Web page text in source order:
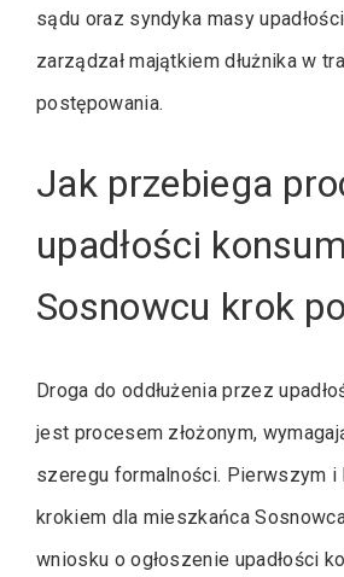
sądu oraz syndyka masy
zarządzał majątkiem dłużnika w
postępowania.
Jak przebiega
upadłości
Sosnowcu krok
Droga do oddłużenia przez
jest procesem złożonym,
szeregu formalności. Pierwszym i
krokiem dla mieszkańca
wniosku o ogłoszenie upadłości